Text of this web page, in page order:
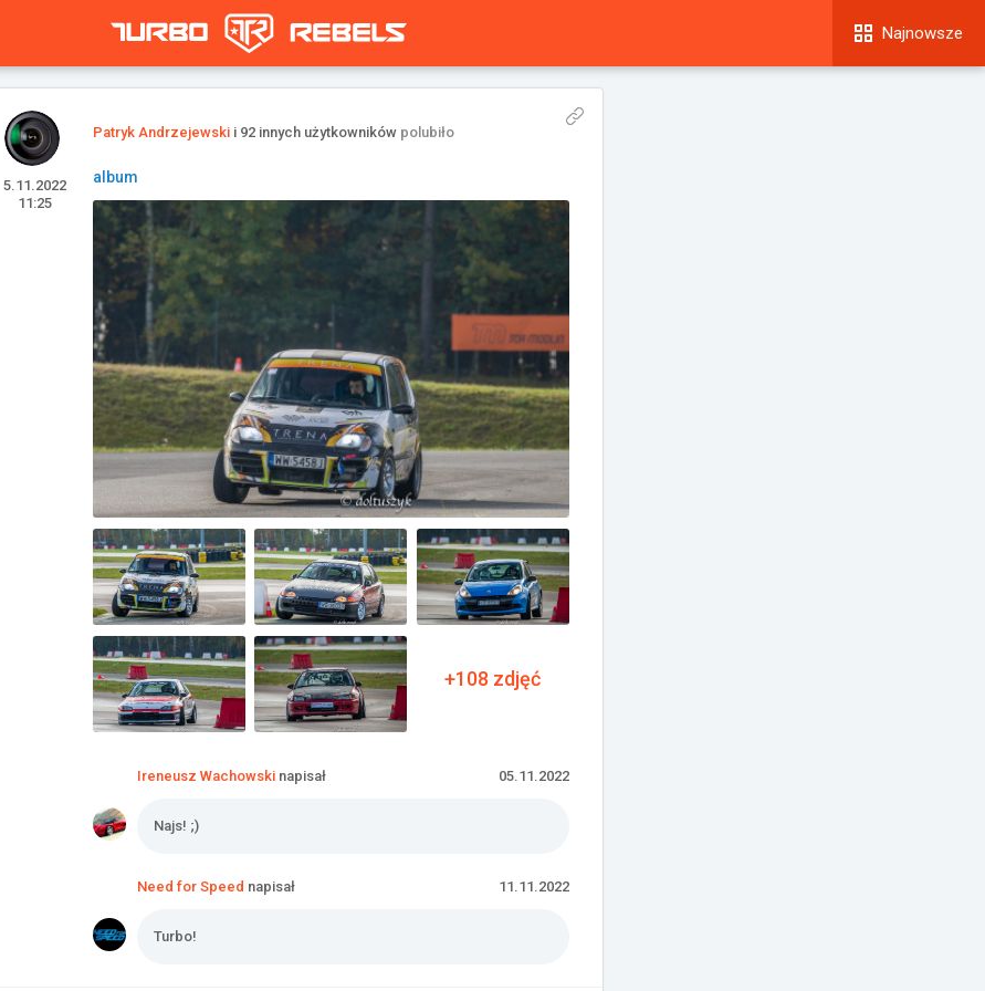
Najnowsze
5.11.2022
11:25
Patryk Andrzejewski i 92 innych użytkowników polubiło
album
+108 zdjęć
Ireneusz Wachowski napisał 05.11.2022
Najs! ;)
Need for Speed napisał 11.11.2022
Turbo!